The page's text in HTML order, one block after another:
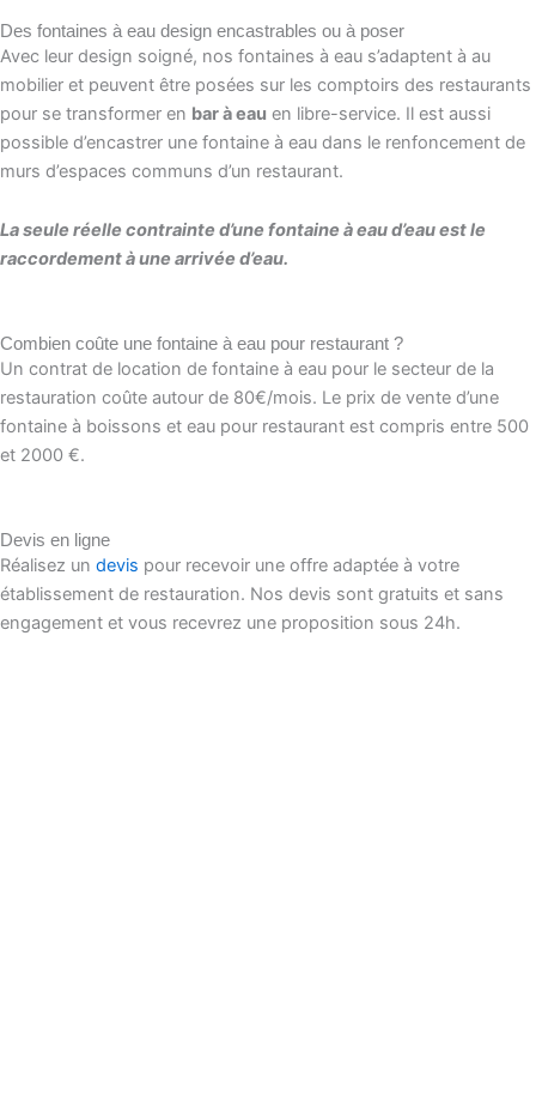
Des fontaines à eau design encastrables ou à poser
Avec leur design soigné, nos fontaines à eau s’adaptent à au
mobilier et peuvent être posées sur les comptoirs des restaurants
pour se transformer en bar à eau en libre-service. Il est aussi
possible d’encastrer une fontaine à eau dans le renfoncement de
murs d’espaces communs d’un restaurant.
La seule réelle contrainte d’une fontaine à eau d’eau est le
raccordement à une arrivée d’eau.
Combien coûte une fontaine à eau pour restaurant ?
Un contrat de location de fontaine à eau pour le secteur de la
restauration coûte autour de 80€/mois. Le prix de vente d’une
fontaine à boissons et eau pour restaurant est compris entre 500
et 2000 €.
Devis en ligne
Réalisez un devis pour recevoir une offre adaptée à votre
établissement de restauration. Nos devis sont gratuits et sans
engagement et vous recevrez une proposition sous 24h.